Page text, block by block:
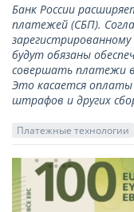
Банк России
платежей (СБП).
будут обязаны
совершать платежи в
Это касается оплаты
штрафов и других
Платежные технологии